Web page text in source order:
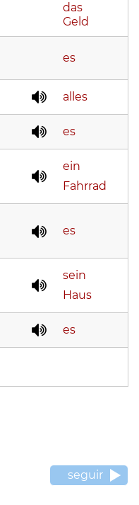
das
Geld
es
alles
es
ein
Fahrrad
es
sein
Haus
es
seguir